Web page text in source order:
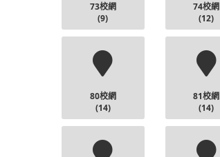
73校網
(9)
74校網
(12)
80校網
(14)
81校網
(14)